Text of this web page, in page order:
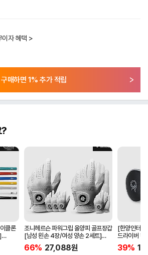
이자 혜택 >
매하면 1% 추가 적립
클론
조니헤르슨 파워그립 올양피 골프장갑
[남성 왼손 4장/여성 양손 2세트]
[화이트][케이스포함]
66% 27,088원
[한양인터
드라이버 헤
[HD-302]
39%